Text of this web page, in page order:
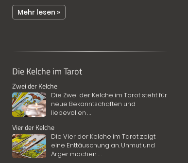
Mehr lesen »
Die Kelche im Tarot
Zwei der Kelche
Die Zwei der Kelche im Tarot steht für
neue Bekanntschaften und
liebevollen ...
Vier der Kelche
Die Vier der Kelche im Tarot zeigt
eine Enttäuschung an. Unmut und
Ärger machen ...